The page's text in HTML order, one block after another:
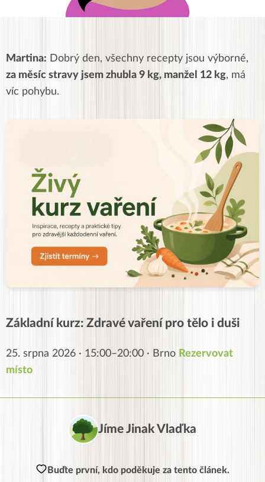
Martina: Dobrý den, všechny recepty jsou výborné,
za měsíc stravy jsem zhubla 9 kg, manžel 12 kg, má
víc pohybu.
Základní kurz: Zdravé vaření pro tělo i duši
25. srpna 2026 · 15:00–20:00 · Brno Rezervovat
místo
Jíme Jinak Vlaďka
Buďte první, kdo poděkuje za tento článek.